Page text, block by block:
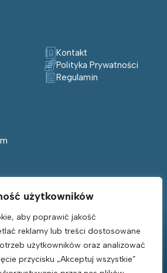
użytkowników
aby poprawić jakość
reklamy lub treści dostosowane
użytkowników oraz analizować
przycisku „Akceptuj wszystkie”
Kontakt
Polityka Prywatności
Regulamin
– Zapisz się do
się zPolityką prywatności